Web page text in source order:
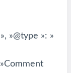
»@type »: »